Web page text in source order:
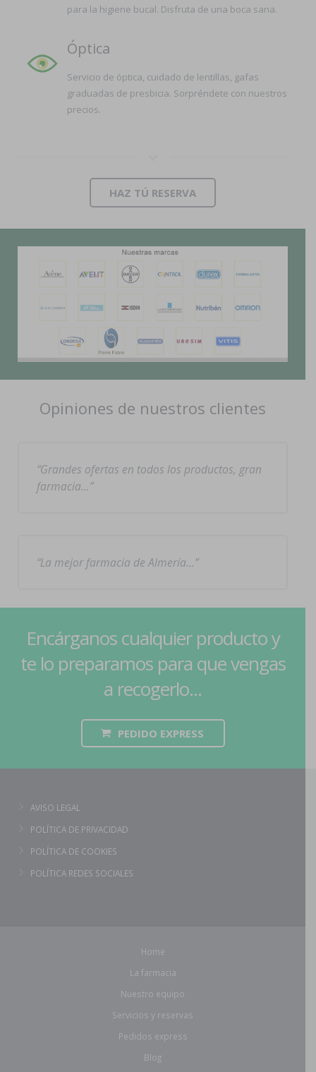
para la higiene bucal. Disfruta de una boca sana.
Óptica
Servicio de óptica, cuidado de lentillas, gafas
graduadas de presbicia. Sorpréndete con nuestros
precios.
HAZ TÚ RESERVA
Opiniones de nuestros clientes
Grandes ofertas en todos los productos, gran
farmacia…
La mejor farmacia de Almería…
Encárganos cualquier producto y
te lo preparamos para que vengas
a recogerlo...
PEDIDO EXPRESS
AVISO LEGAL
POLÍTICA DE PRIVACIDAD
POLÍTICA DE COOKIES
POLÍTICA REDES SOCIALES
Home
La farmacia
Nuestro equipo
Servicios y reservas
Pedidos express
Blog